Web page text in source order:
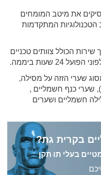
את מיטב המומחים
המתקדמות
הכולל צוותים טכניים
שעות ביממה.
שערי הזזה על מסילה,
שערי כנף חשמליים ,
חשמליים ושערים
בקרית גת?
בעלי תו תקן